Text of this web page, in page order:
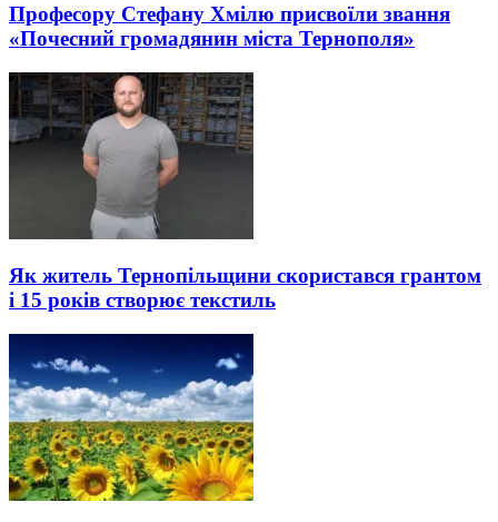
Професору Стефану Хмілю присвоїли звання
«Почесний громадянин міста Тернополя»
Як житель Тернопільщини скористався грантом
і 15 років створює текстиль